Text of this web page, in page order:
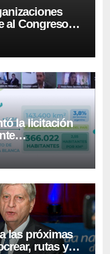
al Congreso
Propiedad
la licitación
diplomáticas
las próximas
rutas y